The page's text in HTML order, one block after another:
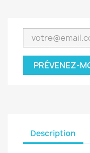
PRÉVENEZ-
Description